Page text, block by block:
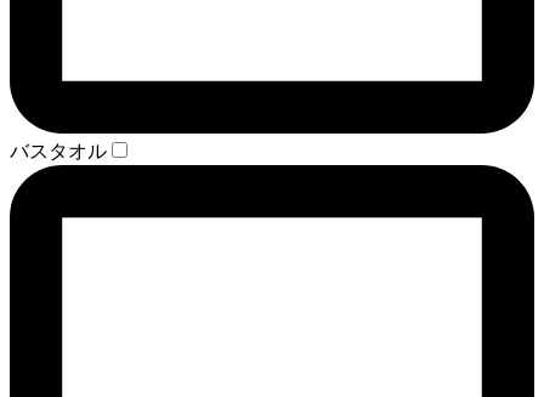
バスタオル